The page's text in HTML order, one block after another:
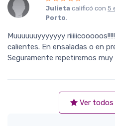
Julieta calificó con5
Porto.
Muuuuuuyyyyyyy
calientes. En ensaladas o en
Seguramente repetiremos
Ver todos